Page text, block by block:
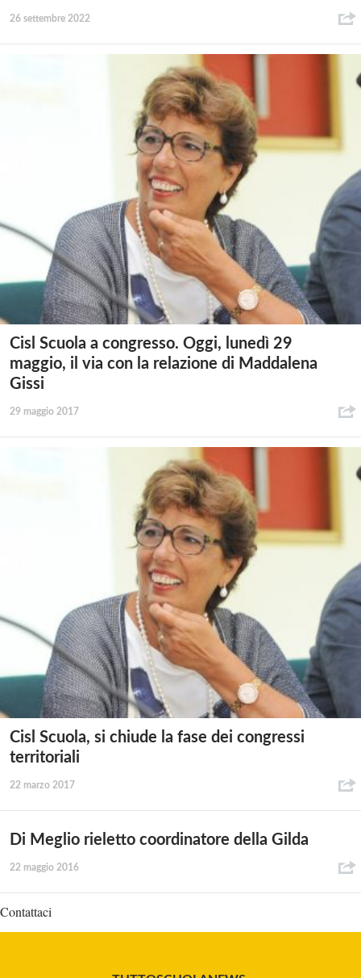
26 settembre 2022
Cisl Scuola a congresso. Oggi, lunedì 29
maggio, il via con la relazione di Maddalena
Gissi
29 maggio 2017
Cisl Scuola, si chiude la fase dei congressi
territoriali
22 marzo 2017
Di Meglio rieletto coordinatore della Gilda
22 maggio 2016
Contattaci